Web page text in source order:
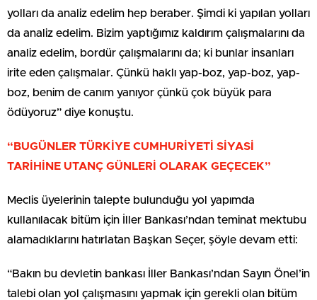
yolları da analiz edelim hep beraber. Şimdi ki yapılan yolları
da analiz edelim. Bizim yaptığımız kaldırım çalışmalarını da
analiz edelim, bordür çalışmalarını da; ki bunlar insanları
irite eden çalışmalar. Çünkü haklı yap-boz, yap-boz, yap-
boz, benim de canım yanıyor çünkü çok büyük para
ödüyoruz” diye konuştu.
“BUGÜNLER TÜRKİYE CUMHURİYETİ SİYASİ
TARİHİNE UTANÇ GÜNLERİ OLARAK GEÇECEK”
Meclis üyelerinin talepte bulunduğu yol yapımda
kullanılacak bitüm için İller Bankası’ndan teminat mektubu
alamadıklarını hatırlatan Başkan Seçer, şöyle devam etti:
“Bakın bu devletin bankası İller Bankası’ndan Sayın Önel’in
talebi olan yol çalışmasını yapmak için gerekli olan bitüm